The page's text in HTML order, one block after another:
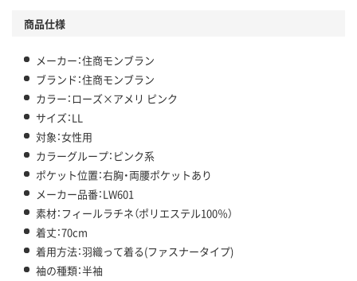
商品仕様
メーカー：住商モンブラン
ブランド：住商モンブラン
カラー：ローズ×アメリ ピンク
サイズ：LL
対象：女性用
カラーグループ：ピンク系
ポケット位置：右胸・両腰ポケットあり
メーカー品番：LW601
素材：フィールラチネ（ポリエステル100％）
着丈：70cm
着用方法：羽織って着る(ファスナータイプ)
袖の種類：半袖